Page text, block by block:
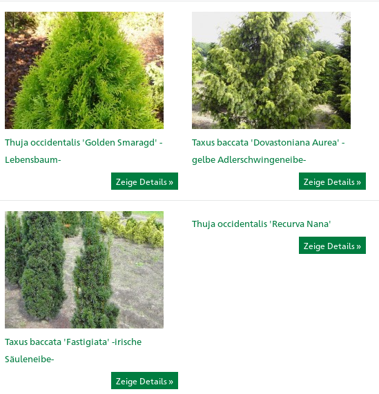
Thuja occidentalis 'Golden Smaragd' -
Lebensbaum-
Zeige Details
Taxus baccata 'Dovastoniana Aurea' -
gelbe Adlerschwingeneibe-
Zeige Details
Taxus baccata 'Fastigiata' -irische
Säuleneibe-
Zeige Details
Thuja occidentalis 'Recurva Nana'
Zeige Details